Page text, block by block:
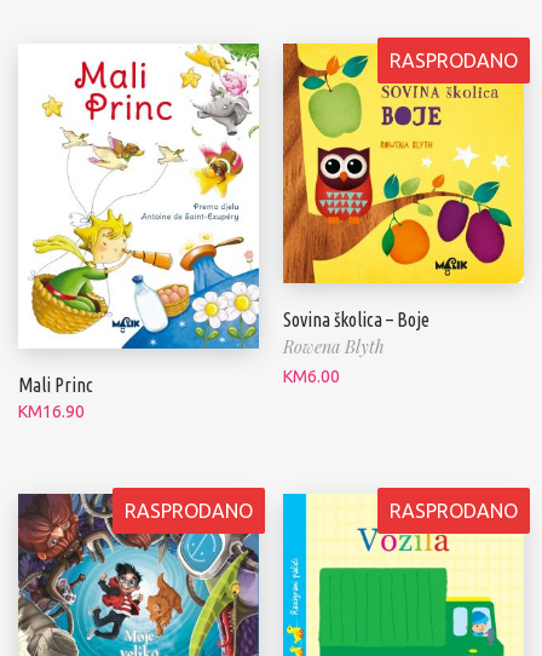
Mali Princ
KM16.90
RASPRODANO
Sovina školica – Boje
Rowena Blyth
KM6.00
RASPRODANO RASPRODANO